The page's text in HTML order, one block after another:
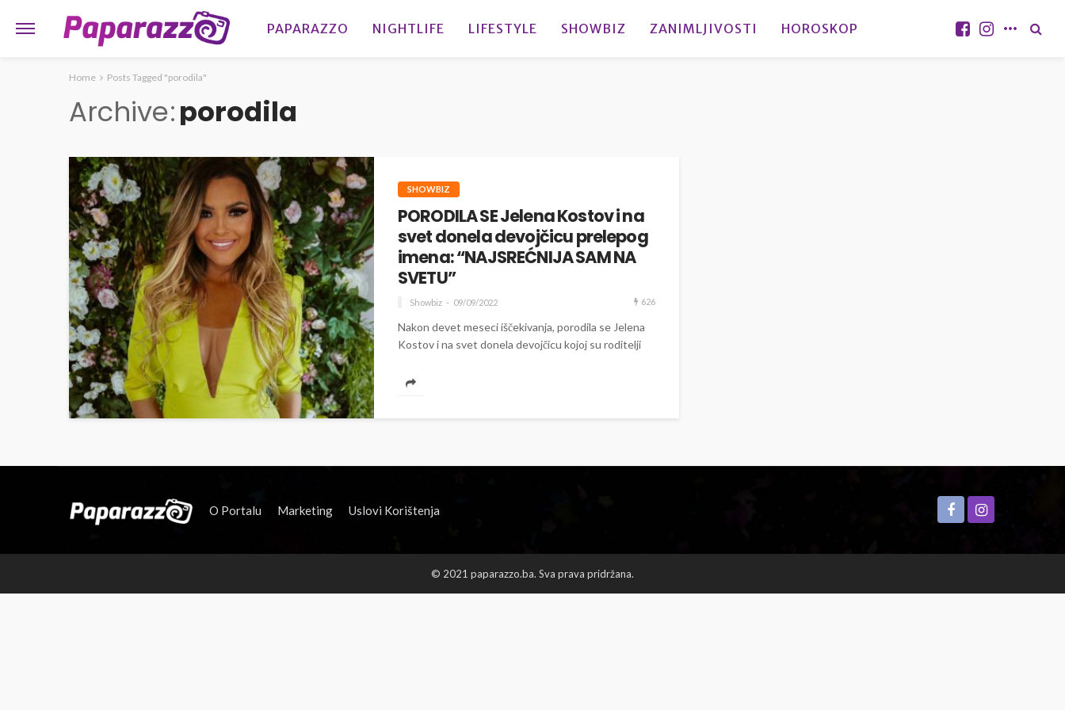
PAPARAZZO NIGHTLIFE LIFESTYLE SHOWBIZ ZANIMLJIVOSTI HOROSKOP
Home Posts Tagged "porodila"
Archive porodila
SHOWBIZ
PORODILA SE Jelena Kostov i na
svet donela devojčicu prelepog
imena: “NAJSREĆNIJA SAM NA
SVETU”
Showbiz 09/09/2022 626
Nakon devet meseci iščekivanja, porodila se Jelena
Kostov i na svet donela devojčicu kojoj su roditelji
O Portalu Marketing Uslovi Korištenja
© 2021 paparazzo.ba. Sva prava pridržana.